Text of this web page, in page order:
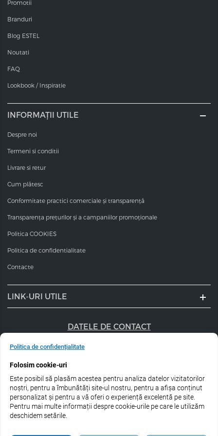
Promotii
Branduri
Blog ESTEL
Noutati
FAQ
Lookbook / Inspiratie
INFORMAȚII UTILE
Despre noi
Termeni si conditii
Livrare si retur
Cum plătesc
Conformitate practici comerciale și transparență
Transparența prețurilor și a campaniilor promoționale
Politica COOKIES
Politica de confidentialitate
Contacte
LINK-URI UTILE
DATELE DE CONTACT
+40 747 056 359
Urmărește-ne pe rețele de socializare:
Politica de confidențialitate
Folosim cookie-uri
Este posibil să plasăm acestea pentru analiza datelor vizitatorilor
noștri, pentru a îmbunătăți site-ul nostru, pentru a afișa conținut
personalizat și pentru a vă oferi o experiență excelentă pe site.
Pentru mai multe informații despre cookie-urile pe care le utilizăm
deschidem setările.